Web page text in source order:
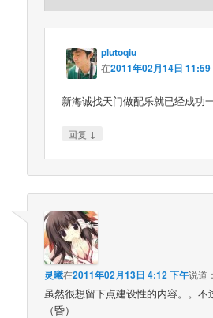
plutoqiu
在2011年02月14日 11:59
新海诚找天门做配乐就已经成功
回复 ↓
灵曦在2011年02月13日 4:12 下午说道：
虽然很想留下点建设性的内容。。不
（昏）